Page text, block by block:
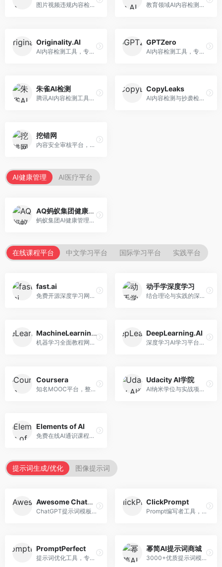
图片视频违规内容检测平台，专注于视觉内容安全。面向内容平台，提供图片审核、视频审核、直播监控等服务，视觉检测专业。 教育领域AI内容检测平台，专注于学术诚信。面向教育机构，提供AI内容检测、抄袭检测、报告生成等服务，教育适配性强。
Originality.AI
AI内容检测工具，专注于内容原创性验证。面向内容创作者和出版商，提供AI检测、抄袭检测、批量分析等服务，检测精度高。
GPTZero
AI内容检测工具，专注于AI生成文本识别。面向教育工作者和出版商，提供文本检测、批量分析、API接口等服务，检测准确率高。
朱雀AI检测
腾讯AI内容检测工具，专注于中文内容识别。面向中文用户，提供AI内容检测、文本分析、报告生成等服务，中文检测专业。
CopyLeaks
AI内容检测与抄袭检测平台，专注于内容原创性验证。面向教育机构和出版商，提供AI检测、抄袭检测、多语言支持等服务，检测全面。
挖错网
内容安全审核平台，专注于违规内容检测。面向企业和平台，提供内容审核、敏感词检测、风险预警等服务，安全审核专业。
AI健康管理 AI医疗平台
AQ蚂蚁集团健康管家
蚂蚁集团AI健康管理服务，专注于个人健康监测。面向个人用户，提供健康评估、慢病管理、健康建议等服务，健康管理便捷。
在线课程平台 中文学习平台 国际学习平台 实践平台
fast.ai
免费开源深度学习网站，专注于实用AI教学。面向开发者，提供免费深度学习课程、实战项目、代码库等资源，学习门槛低。
动手学深度学习
结合理论与实践的深度学习教材，专注于代码驱动学习。面向学生和开发者，提供深度学习理论、代码实现、练习题等资源，学习体验好。
MachineLearningMastery
机器学习全面教程网站，专注于实用技能教学。面向开发者，提供机器学习算法、Python实现、项目实战等教程，实用性强。
DeepLearning.AI
深度学习AI学习平台，由吴恩达创立。面向AI学习者，提供深度学习专项课程、AI新闻、技术社区等资源，课程质量权威。
Coursera
知名MOOC平台，整合全球顶尖大学课程资源。面向学习者，提供AI、机器学习、深度学习等课程，证书认可度高，课程质量专业。
Udacity AI学院
AI纳米学位与实战项目平台，专注于职业导向学习。面向AI从业者，提供机器学习、深度学习、计算机视觉等纳米学位，项目实战性强。
Elements of AI
免费在线AI通识课程，专注于AI基础知识普及。面向普通大众，提供AI概念、原理、应用等入门知识，语言通俗易懂。
提示词生成/优化 图像提示词
Awesome ChatGPT Prompts
ChatGPT提示词模板库，专注于实用提示词收集。面向ChatGPT用户，提供提示词模板、使用场景、效果展示等资源，模板实用性强。
ClickPrompt
Prompt编写者工具，专注于提示词创作辅助。面向提示词创作者，提供提示词编辑、测试、分享等服务，创作工具完善。
PromptPerfect
提示词优化工具，专注于提示词质量提升。面向AI用户，提供提示词优化、效果测试、版本对比等服务，提示词优化专业。
幂简AI提示词商城
3000+优质提示词模板平台，专注于中文提示词。面向中文AI用户，提供提示词模板、分类检索、一键使用等服务，中文提示词丰富。